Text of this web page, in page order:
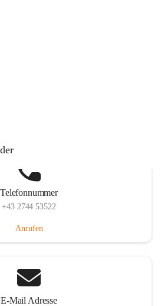
Telefonnummer
+43 2744 53522
Anrufen
E-Mail Adresse